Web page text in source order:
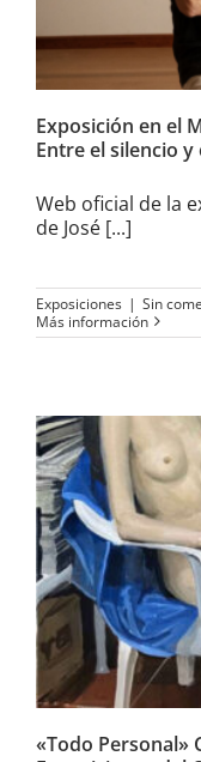
Exposición en el
Entre el silencio
Web oficial de la
de José [...]
Exposiciones | Sin
Más información
«Todo
la Sala
«Todo Personal»